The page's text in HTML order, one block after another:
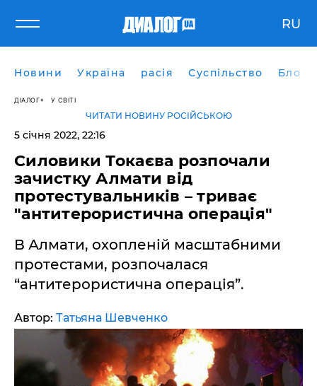
RU
Новини Україна расія Суспільство Блоги
ДІАЛОГ У СВІТІ
ЧИТАТИ НОВИНУ РОСІЙСЬКОЮ
5 січня 2022, 22:16
Силовики Токаєва розпочали
зачистку Алмати від
протестувальників – триває
"антитерористична операція"
В Алмати, охопленій масштабними
протестами, розпочалася
“антитерористична операція”.
Автор: Татьяна Шевченко